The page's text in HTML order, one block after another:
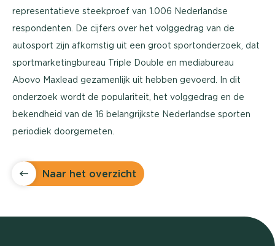
representatieve steekproef van 1.006 Nederlandse
respondenten. De cijfers over het volggedrag van de
autosport zijn afkomstig uit een groot sportonderzoek, dat
sportmarketingbureau Triple Double en mediabureau
Abovo Maxlead gezamenlijk uit hebben gevoerd. In dit
onderzoek wordt de populariteit, het volggedrag en de
bekendheid van de 16 belangrijkste Nederlandse sporten
periodiek doorgemeten.
Naar het overzicht